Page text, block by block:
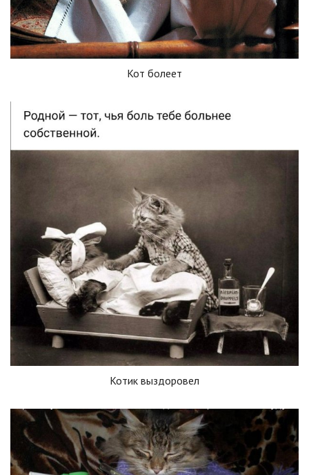
Кот болеет
Котик выздоровел